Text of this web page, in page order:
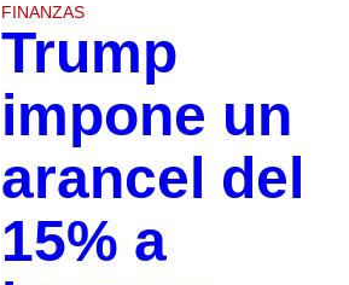
FINANZAS
Trump
impone un
arancel del
15% a